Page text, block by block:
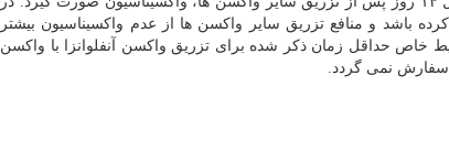
طی ۱۴ روز اخیر واکسن کووید-۱۹ را دریافت کرده باشد و منافع تزریق سایر واکسن ها از عدم واکسیناسیون بیشتر
خاص حداقل زمان ذکر شده برای تزریق واکسن آنفلوانزا با واکسن